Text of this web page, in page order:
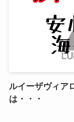
ルイーザヴィア
は・・・